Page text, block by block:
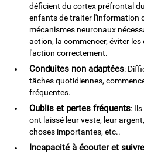
déficient du cortex préfrontal
enfants de traiter l'information
mécanismes neuronaux
action, la commencer, éviter
l'action correctement.
Conduites non adaptées:
tâches quotidiennes,
fréquentes.
Oublis et pertes fréquents:
ont laissé leur veste, leur
choses importantes, etc..
Incapacité à écouter et